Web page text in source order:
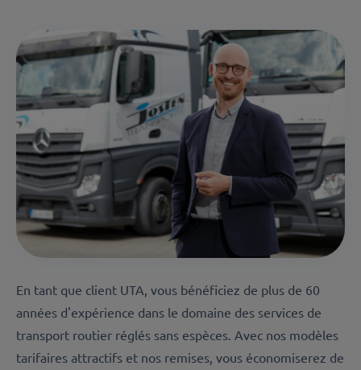
En tant que client UTA, vous bénéficiez de plus de 60
années d'expérience dans le domaine des services de
transport routier réglés sans espèces. Avec nos modèles
tarifaires attractifs et nos remises, vous économiserez de